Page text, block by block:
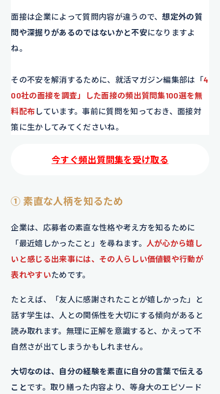
面接は企業によって質問内容が違うので、想定外の質
問や深掘りがあるのではないかと不安になりますよ
ね。
その不安を解消するために、就活マガジン編集部は「4
00社の面接を調査」した面接の頻出質問集100選を無
料配布 しています。事前に質問を知っておき、面接対
策に生かしてみてくださいね。
今すぐ頻出質問集を受け取る
① 素直な人柄を知るため
企業は、応募者の素直な性格や考え方を知るために
「最近嬉しかったこと」を尋ねます。
人が心から嬉し
いと感じる出来事には、その人らしい価値観や行動が
表れやすいためです。
たとえば、「友人に感謝されたことが嬉しかった」と
話す学生は、人との関係性を大切にする傾向があると
読み取れます。無理に正解を意識すると、かえって不
自然さが出てしまうかもしれません。
大切なのは、自分の経験を素直に自分の言葉で伝える
こと です。取り繕った内容より、等身大のエピソード